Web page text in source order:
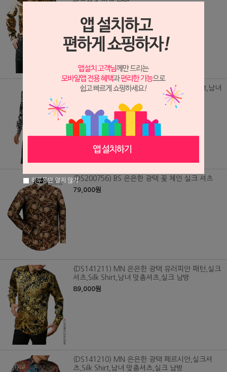
맞춤셔츠,실크 남방
(DS/1428) MR 엠파이어,실크셔츠,Silk Shirt,남녀
79,000원
(DS200756) BS 은은한 광택 꽃 체인 실크 셔츠
79,000원
(DS141211) MN 은은한 광택 유러피안 패턴,실크
셔츠,Silk Shirt,남녀 맞춤셔츠,실크 남방
89,000원
(DS141210) MN 은은한 광택 페르시안,실크셔
츠,Silk Shirt,남녀 맞춤셔츠,실크 남방
하루동안 열지 않기